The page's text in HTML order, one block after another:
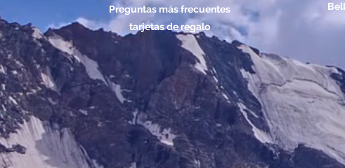
Preguntas más frecuentes
tarjetas de regalo